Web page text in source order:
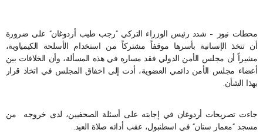
محطات نيوز – شدد رئيس الوزراء التركي ”رجب طيب أردوغان” على ضرورة
أن تتخذ الإنسانية بأسرها موقفاً مشتركاً من استخدام الأسلحة الكيمياوية،
مشيراً أن مجلس الأمن الدولي فقد مساره في هذه المسألة، وأن الخلافات بين
أعضاء مجلس الأمن دائمي العضوية، أدت إلى اخفاق المجلس في اتخاذ قرار
بهذا الشأن.
جاءت تصريحات أردوغان في إجابته على أسئلة الصحفيين، لدى خروجه من
مسجد ”معمار سنان” في اسطنبول، عقب أدائه صلاة العيد.